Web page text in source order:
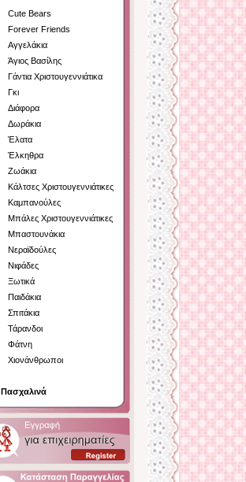
Cute Bears
Forever Friends
Αγγελάκια
Άγιος Βασίλης
Γάντια Χριστουγεννιάτικα
Γκι
Διάφορα
Δωράκια
Έλατα
Έλκηθρα
Ζωάκια
Κάλτσες Χριστουγεννιάτικες
Καμπανούλες
Μπάλες Χριστουγεννιάτικες
Μπαστουνάκια
Νεραϊδούλες
Νιφάδες
Ξωτικά
Παιδάκια
Σπιτάκια
Τάρανδοι
Φάτνη
Χιονάνθρωποι
Πασχαλινά